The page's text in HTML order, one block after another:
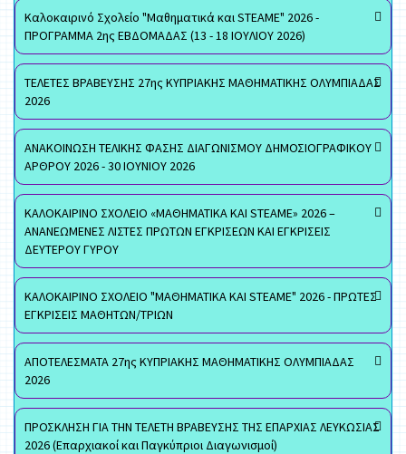
Καλοκαιρινό Σχολείο "Μαθηματικά και STEAME" 2026 -
ΠΡΟΓΡΑΜΜΑ 2ης ΕΒΔΟΜΑΔΑΣ (13 - 18 ΙΟΥΛΙΟΥ 2026)
ΤΕΛΕΤΕΣ ΒΡΑΒΕΥΣΗΣ 27ης ΚΥΠΡΙΑΚΗΣ ΜΑΘΗΜΑΤΙΚΗΣ ΟΛΥΜΠΙΑΔΑΣ
2026
ΑΝΑΚΟΙΝΩΣΗ ΤΕΛΙΚΗΣ ΦΑΣΗΣ ΔΙΑΓΩΝΙΣΜΟΥ ΔΗΜΟΣΙΟΓΡΑΦΙΚΟΥ
ΑΡΘΡΟΥ 2026 - 30 ΙΟΥΝΙΟΥ 2026
ΚΑΛΟΚΑΙΡΙΝΟ ΣΧΟΛΕΙΟ «ΜΑΘΗΜΑΤΙΚΑ ΚΑΙ STEAME» 2026 –
ΑΝΑΝΕΩΜΕΝΕΣ ΛΙΣΤΕΣ ΠΡΩΤΩΝ ΕΓΚΡΙΣΕΩΝ ΚΑΙ ΕΓΚΡΙΣΕΙΣ
ΔΕΥΤΕΡΟΥ ΓΥΡΟΥ
ΚΑΛΟΚΑΙΡΙΝΟ ΣΧΟΛΕΙΟ "ΜΑΘΗΜΑΤΙΚΑ ΚΑΙ STEAME" 2026 - ΠΡΩΤΕΣ
ΕΓΚΡΙΣΕΙΣ ΜΑΘΗΤΩΝ/ΤΡΙΩΝ
ΑΠΟΤΕΛΕΣΜΑΤΑ 27ης ΚΥΠΡΙΑΚΗΣ ΜΑΘΗΜΑΤΙΚΗΣ ΟΛΥΜΠΙΑΔΑΣ
2026
ΠΡΟΣΚΛΗΣΗ ΓΙΑ ΤΗΝ ΤΕΛΕΤΗ ΒΡΑΒΕΥΣΗΣ ΤΗΣ ΕΠΑΡΧΙΑΣ ΛΕΥΚΩΣΙΑΣ
2026 (Επαρχιακοί και Παγκύπριοι Διαγωνισμοί)